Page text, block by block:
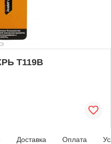
Т119В
Доставка Оплата